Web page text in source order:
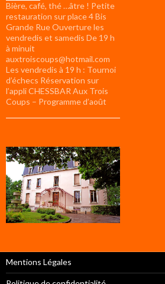
Bière, café, thé …âtre ! Petite
restauration sur place 4 Bis
Grande Rue Ouverture les
vendredis et samedis De 19 h
à minuit
auxtroiscoups@hotmail.com
Les vendredis à 19 h : Tournoi
d’échecs Réservation sur
l’appli CHESSBAR Aux Trois
Coups – Programme d’août
Mentions Légales